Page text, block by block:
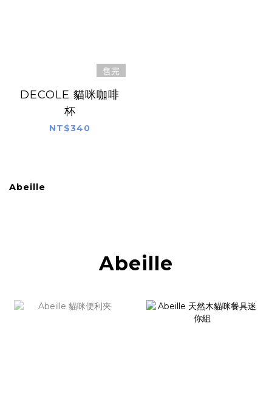
售完
DECOLE 貓咪咖啡
杯
NT$340
Abeille
Abeille